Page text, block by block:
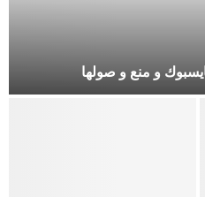
و منع و صولها